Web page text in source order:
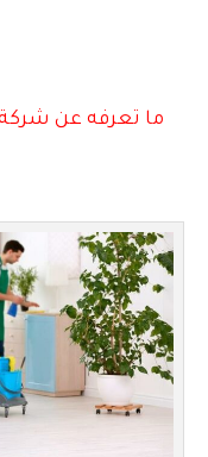
ما تعرفه عن